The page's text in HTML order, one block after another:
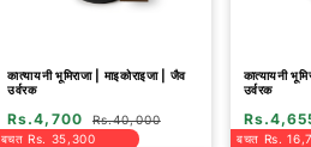
कात्यायनी भूमिराजा | माइकोराइजा | जैव
उर्वरक
Rs.4,700
Rs.40,000
बचत Rs. 35,300
कात्यायनी
उर्वरक
बचत Rs.